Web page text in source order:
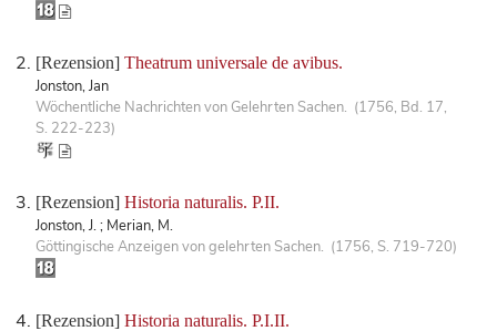
[Rezension] Theatrum universale de avibus.
Jonston, Jan
Wöchentliche Nachrichten von Gelehrten Sachen. (1756, Bd. 17,
S. 222-223)
[Rezension] Historia naturalis. P.II.
Jonston, J. ; Merian, M.
Göttingische Anzeigen von gelehrten Sachen. (1756, S. 719-720)
[Rezension] Historia naturalis. P.I.II.